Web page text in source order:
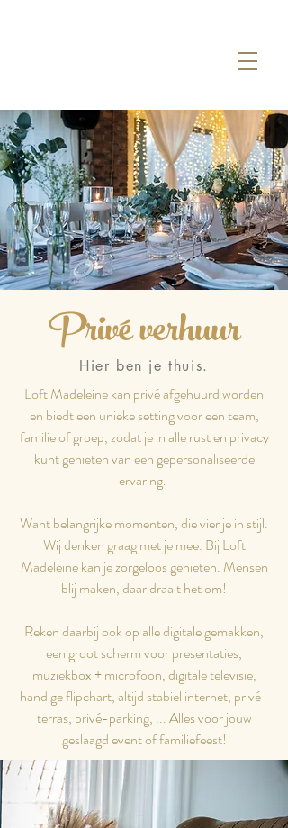
Privé verhuur
Hier ben je thuis.
Loft Madeleine kan privé afgehuurd worden
en biedt een unieke setting voor een team,
familie of groep, zodat je in alle rust en privacy
kunt genieten van een gepersonaliseerde
ervaring.
Want belangrijke momenten, die vier je in stijl.
Wij denken graag met je mee. Bij Loft
Madeleine kan je zorgeloos genieten. Mensen
blij maken, daar draait het om!
Reken daarbij ook op alle digitale gemakken,
een groot scherm voor presentaties,
muziekbox + microfoon, digitale televisie,
handige flipchart, altijd stabiel internet, privé-
terras, privé-parking, ... Alles voor jouw
geslaagd event of familiefeest!